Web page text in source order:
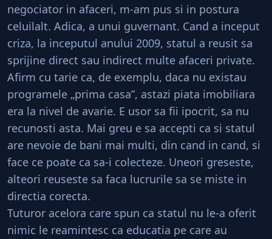
negociator in afaceri, m-am pus si in postura
celuilalt. Adica, a unui guvernant. Cand a inceput
criza, la inceputul anului 2009, statul a reusit sa
sprijine direct sau indirect multe afaceri private.
Afirm cu tarie ca, de exemplu, daca nu existau
programele „prima casa”, astazi piata imobiliara
era la nivel de avarie. E usor sa fii ipocrit, sa nu
recunosti asta. Mai greu e sa accepti ca si statul
are nevoie de bani mai multi, din cand in cand, si
face ce poate ca sa-i colecteze. Uneori greseste,
alteori reuseste sa faca lucrurile sa se miste in
directia corecta.
Tuturor acelora care spun ca statul nu le-a oferit
nimic le reamintesc ca educatia pe care au